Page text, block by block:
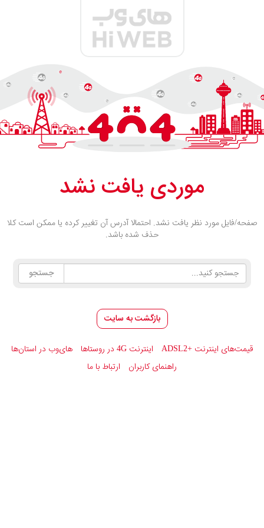
موردی یافت نشد
صفحه/فایل مورد نظر یافت نشد. احتمالا آدرس آن تغییر کرده یا ممکن است کلا
حذف شده باشد.
بازگشت به سایت
قیمت‌های اینترنتADSL2+ اینترنت 4G در روستاها
های‌وب در استان‌ها
راهنمای کاربران
ارتباط با ما